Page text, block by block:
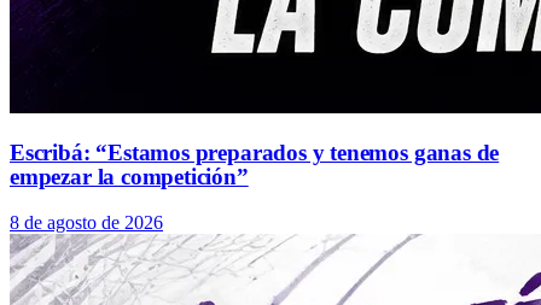
Escribá: “Estamos preparados y tenemos ganas de
empezar la competición”
8 de agosto de 2026